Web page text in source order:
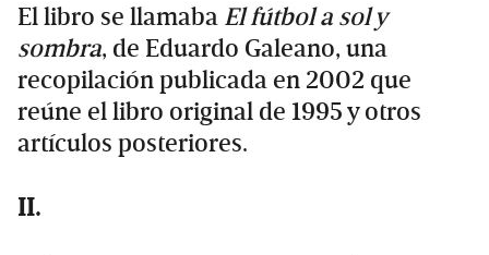
El libro se llamaba El fútbol a sol y
sombra, de Eduardo Galeano, una
recopilación publicada en 2002 que
reúne el libro original de 1995 y otros
artículos posteriores.
II.